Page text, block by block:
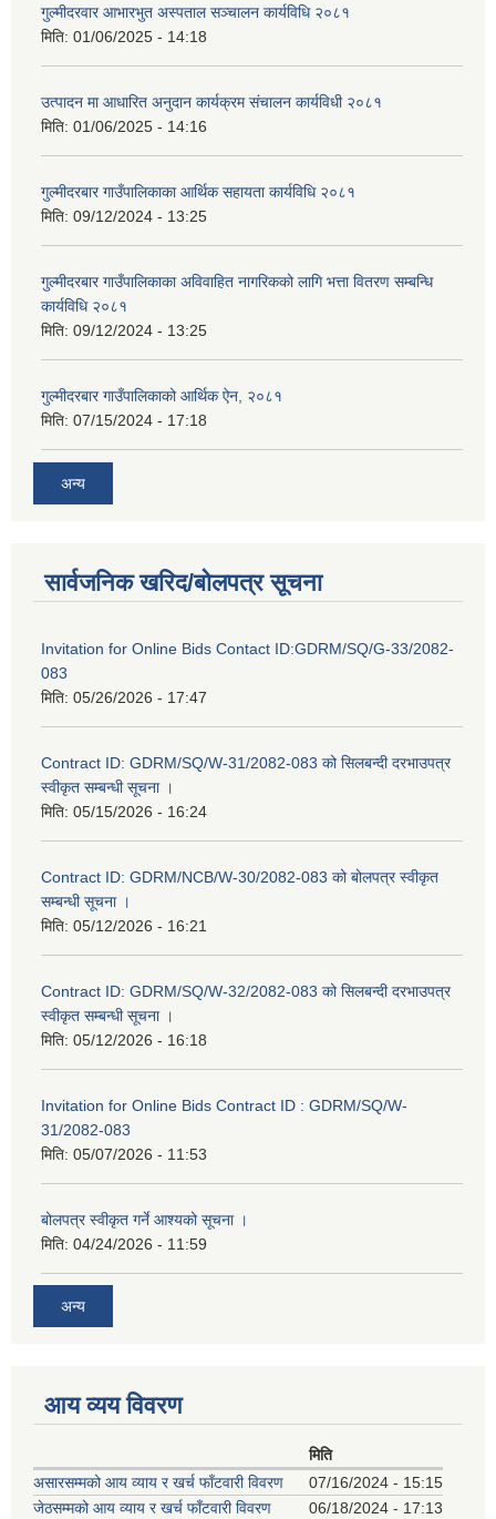
गुल्मीदरवार आभारभुत अस्पताल सञ्चालन कार्यविधि २०८१
मिति: 01/06/2025 - 14:18
उत्पादन मा आधारित अनुदान कार्यक्रम संचालन कार्यविधी २०८१
मिति: 01/06/2025 - 14:16
गुल्मीदरबार गाउँपालिकाका आर्थिक सहायता कार्यविधि २०८१
मिति: 09/12/2024 - 13:25
गुल्मीदरबार गाउँपालिकाका अविवाहित नागरिकको लागि भत्ता वितरण सम्बन्धि
कार्यविधि २०८१
मिति: 09/12/2024 - 13:25
गुल्मीदरबार गाउँपालिकाको आर्थिक ऐन, २०८१
मिति: 07/15/2024 - 17:18
अन्य
सार्वजनिक खरिद/बोलपत्र सूचना
Invitation for Online Bids Contact ID:GDRM/SQ/G-33/2082-
083
मिति: 05/26/2026 - 17:47
Contract ID: GDRM/SQ/W-31/2082-083 को सिलबन्दी दरभाउपत्र
स्वीकृत सम्बन्धी सूचना ।
मिति: 05/15/2026 - 16:24
Contract ID: GDRM/NCB/W-30/2082-083 को बोलपत्र स्वीकृत
सम्बन्धी सूचना ।
मिति: 05/12/2026 - 16:21
Contract ID: GDRM/SQ/W-32/2082-083 को सिलबन्दी दरभाउपत्र
स्वीकृत सम्बन्धी सूचना ।
मिति: 05/12/2026 - 16:18
Invitation for Online Bids Contract ID : GDRM/SQ/W-
31/2082-083
मिति: 05/07/2026 - 11:53
बोलपत्र स्वीकृत गर्ने आश्यको सूचना ।
मिति: 04/24/2026 - 11:59
अन्य
आय व्यय विवरण
मिति
असारसम्मको आय व्याय र खर्च फाँटवारी विवरण
07/16/2024 - 15:15
जेठसम्मको आय व्याय र खर्च फाँटवारी विवरण
06/18/2024 - 17:13